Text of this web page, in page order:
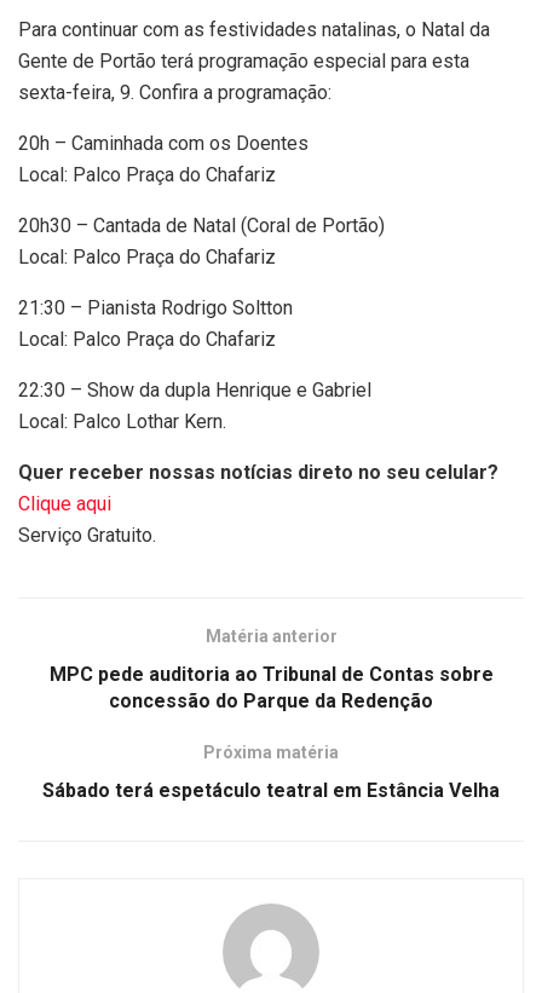
Para continuar com as festividades natalinas, o Natal da
Gente de Portão terá programação especial para esta
sexta-feira, 9. Confira a programação:
20h – Caminhada com os Doentes
Local: Palco Praça do Chafariz
20h30 – Cantada de Natal (Coral de Portão)
Local: Palco Praça do Chafariz
21:30 – Pianista Rodrigo Soltton
Local: Palco Praça do Chafariz
22:30 – Show da dupla Henrique e Gabriel
Local: Palco Lothar Kern.
Quer receber nossas notícias direto no seu celular?
Clique aqui
Serviço Gratuito.
Matéria anterior
MPC pede auditoria ao Tribunal de Contas sobre
concessão do Parque da Redenção
Próxima matéria
Sábado terá espetáculo teatral em Estância Velha